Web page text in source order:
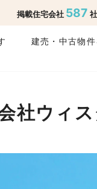
掲載住宅会社 587 社
建売・中古物件
社ウィス